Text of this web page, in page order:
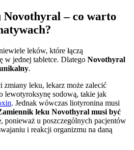
– co warto
leków, które łączą
w jednej tabletce. Dlatego Novothyral
.
zmiany leku, lekarz może zalecić
lewotyroksynę sodową, takie jak
. Jednak wówczas liotyronina musi
leku Novothyral musi być
, ponieważ u poszczególnych pacjentów
i reakcji organizmu na daną